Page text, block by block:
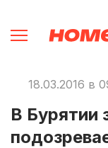
18.03.2016 в
В Бурятии